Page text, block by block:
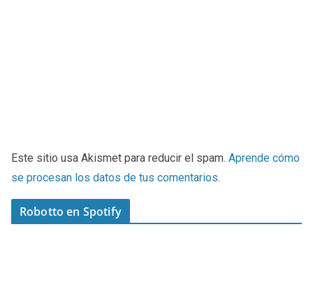
Este sitio usa Akismet para reducir el spam. Aprende cómo
se procesan los datos de tus comentarios.
Robotto en Spotify